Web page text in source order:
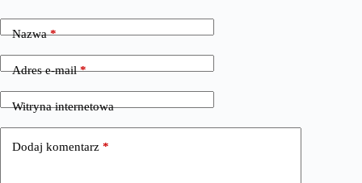
Nazwa*
Adres e-mail*
Witryna internetowa
Dodaj komentarz *